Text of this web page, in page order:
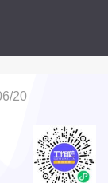
20